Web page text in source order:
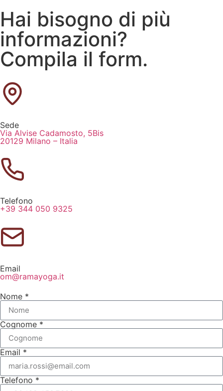
Hai bisogno di più
informazioni?
Compila il form.
Sede
Via Alvise Cadamosto, 5Bis
20129 Milano – Italia
Telefono
+39 344 050 9325
Email
om@ramayoga.it
Nome *
Cognome *
Email *
Telefono *